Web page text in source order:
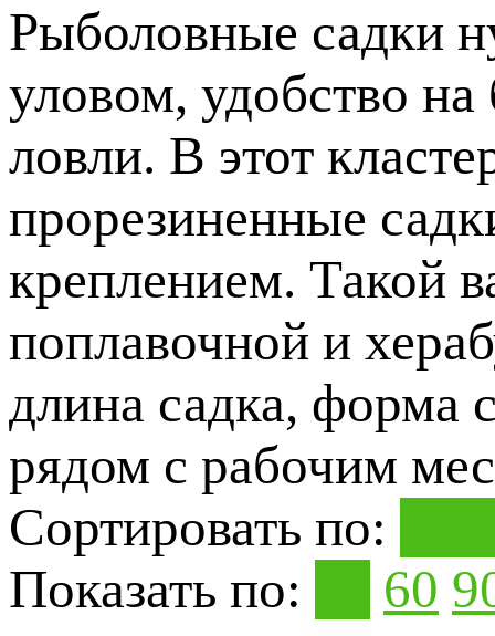
Рыболовные садки
уловом, удобство
ловли. В этот
прорезиненные
креплением. Такой
поплавочной и
длина садка, форма
рядом с рабочим
Сортировать по:
Показать по:
60